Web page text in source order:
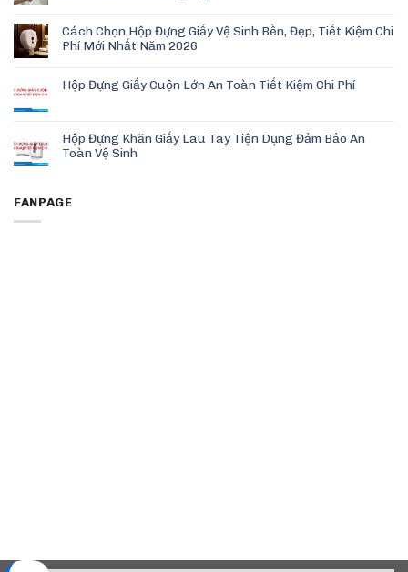
Cách Chọn Hộp Đựng Giấy Vệ Sinh Bền, Đẹp, Tiết Kiệm Chi
Phí Mới Nhất Năm 2026
Hộp Đựng Giấy Cuộn Lớn An Toàn Tiết Kiệm Chi Phí
Hộp Đựng Khăn Giấy Lau Tay Tiện Dụng Đảm Bảo An
Toàn Vệ Sinh
FANPAGE